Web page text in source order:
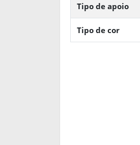
Tipo de apoio
Tipo de cor